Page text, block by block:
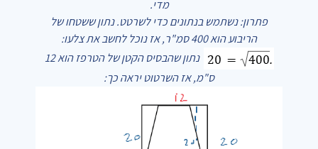
מדי.
פתרון: נשתמש בנתונים כדי לשרטט. נתון ששטחו של
הריבוע הוא 400 סמ"ר, אז נוכל לחשב את צלעו:
נתון שהבסיס הקטן של הטרפז הוא 12
ס"מ, אז השרטוט יראה כך: